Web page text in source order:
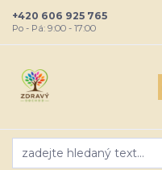
+420 606 925 765
Po - Pá: 9:00 - 17:00